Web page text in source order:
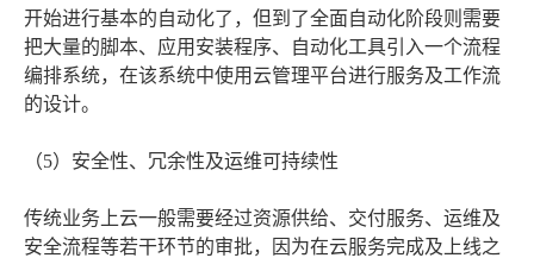
开始进行基本的自动化了，但到了全面自动化阶段则需要
把大量的脚本、应用安装程序、自动化工具引入一个流程
编排系统，在该系统中使用云管理平台进行服务及工作流
的设计。
（5）安全性、冗余性及运维可持续性
传统业务上云一般需要经过资源供给、交付服务、运维及
安全流程等若干环节的审批，因为在云服务完成及上线之